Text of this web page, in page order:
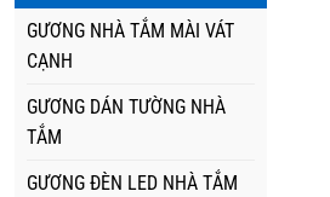
GƯƠNG NHÀ TẮM MÀI VÁT
CẠNH
GƯƠNG DÁN TƯỜNG NHÀ
TẮM
GƯƠNG ĐÈN LED NHÀ TẮM